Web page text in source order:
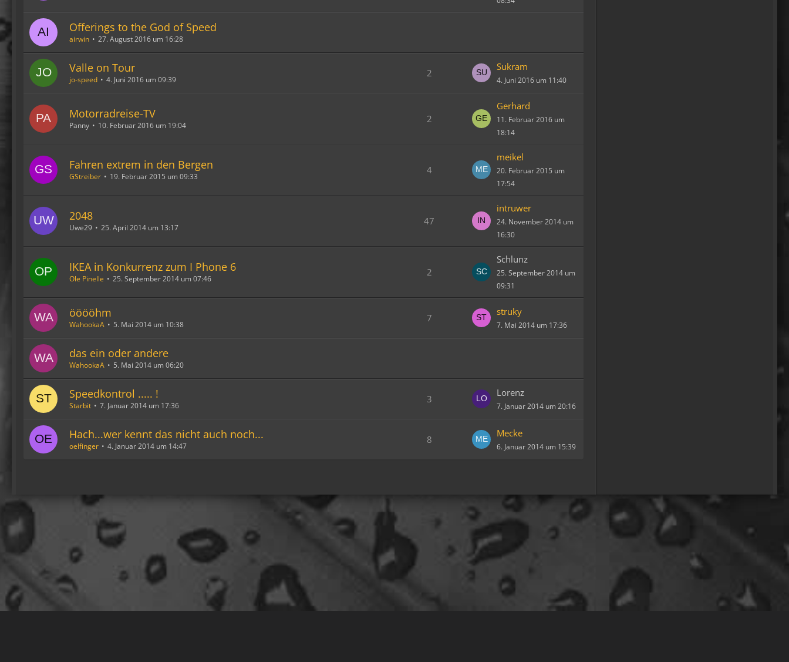
Offerings to the God of Speed
airwin 27. August 2016 um 16:28
Valle on Tour
jo-speed 4. Juni 2016 um 09:39
2
Sukram
4. Juni 2016 um 11:40
Motorradreise-TV
Panny 10. Februar 2016 um 19:04
2
Gerhard
11. Februar 2016 um
18:14
Fahren extrem in den Bergen
GStreiber 19. Februar 2015 um 09:33
4
meikel
20. Februar 2015 um
17:54
2048
Uwe29 25. April 2014 um 13:17
47
intruwer
24. November 2014 um
16:30
IKEA in Konkurrenz zum I Phone 6
Ole Pinelle 25. September 2014 um 07:46
2
Schlunz
25. September 2014 um
09:31
ööööhm
WahookaA 5. Mai 2014 um 10:38
7
struky
7. Mai 2014 um 17:36
das ein oder andere
WahookaA 5. Mai 2014 um 06:20
Speedkontrol ..... !
Starbit 7. Januar 2014 um 17:36
3
Lorenz
7. Januar 2014 um 20:16
Hach...wer kennt das nicht auch noch...
oelfinger 4. Januar 2014 um 14:47
8
Mecke
6. Januar 2014 um 15:39
machen ja eine spezielle Art
von Urlaub, die nicht
jedermanns Sache wäre..ja,
abenteuerliche..blutrünstige
und ganz viel Natur.
18:24